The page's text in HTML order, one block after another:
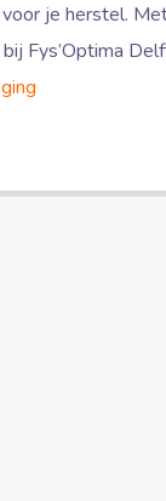
je herstel.
Fys’Optima